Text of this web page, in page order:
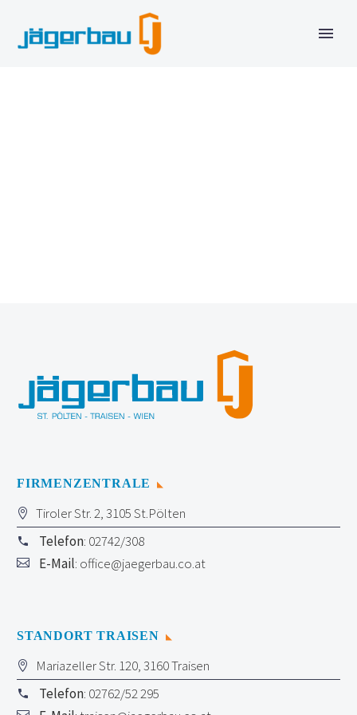
FIRMENZENTRALE
Tiroler Str. 2, 3105 St.Pölten
Telefon: 02742/308
E-Mail: office@jaegerbau.co.at
STANDORT TRAISEN
Mariazeller Str. 120, 3160 Traisen
Telefon: 02762/52 295